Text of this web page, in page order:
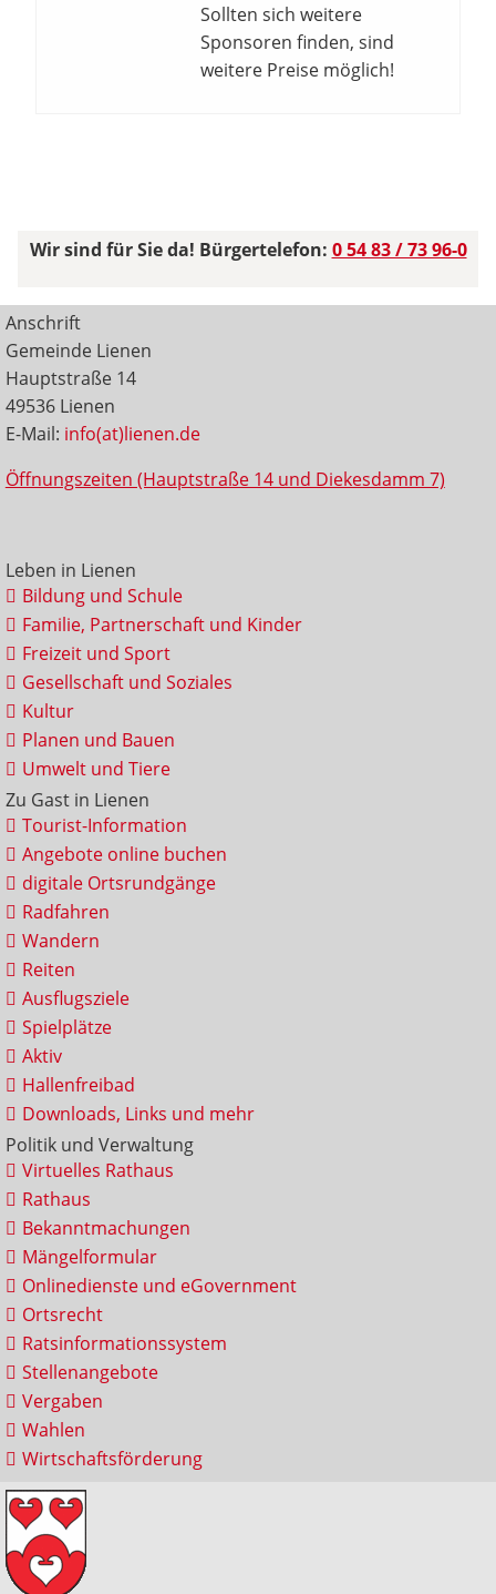
Sollten sich weitere
Sponsoren finden, sind
weitere Preise möglich!
Wir sind für Sie da! Bürgertelefon: 0 54 83 / 73 96-0
Anschrift
Gemeinde Lienen
Hauptstraße 14
49536 Lienen
E-Mail: info(at)lienen.de
Öffnungszeiten (Hauptstraße 14 und Diekesdamm 7)
Leben in Lienen
Bildung und Schule
Familie, Partnerschaft und Kinder
Freizeit und Sport
Gesellschaft und Soziales
Kultur
Planen und Bauen
Umwelt und Tiere
Zu Gast in Lienen
Tourist-Information
Angebote online buchen
digitale Ortsrundgänge
Radfahren
Wandern
Reiten
Ausflugsziele
Spielplätze
Aktiv
Hallenfreibad
Downloads, Links und mehr
Politik und Verwaltung
Virtuelles Rathaus
Rathaus
Bekanntmachungen
Mängelformular
Onlinedienste und eGovernment
Ortsrecht
Ratsinformationssystem
Stellenangebote
Vergaben
Wahlen
Wirtschaftsförderung